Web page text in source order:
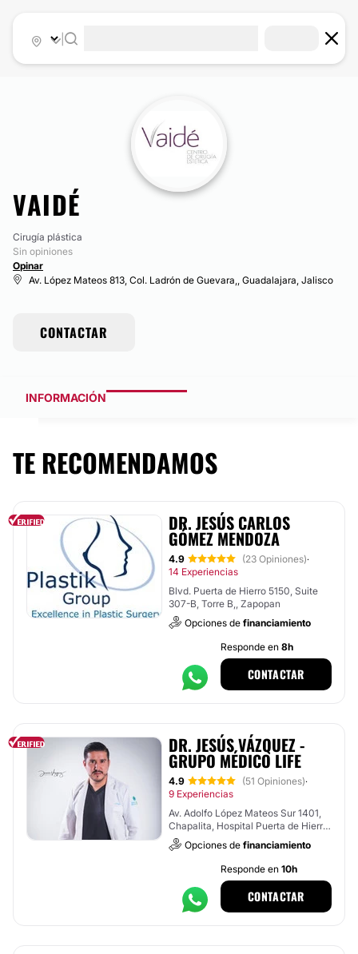
VAIDÉ
Cirugía plástica
Sin opiniones
Opinar
Av. López Mateos 813, Col. Ladrón de Guevara,, Guadalajara, Jalisco
CONTACTAR
INFORMACIÓN
TE RECOMENDAMOS
DR. JESÚS CARLOS
GÓMEZ MENDOZA
4.9 (23 Opiniones)·
14 Experiencias
Blvd. Puerta de Hierro 5150, Suite
307-B, Torre B,, Zapopan
Opciones de financiamiento
Responde en 8h
CONTACTAR
DR. JESÚS VÁZQUEZ -
GRUPO MÉDICO LIFE
4.9 (51 Opiniones)·
9 Experiencias
Av. Adolfo López Mateos Sur 1401,
Chapalita, Hospital Puerta de Hierro
, Tlajomulco de Zúñiga
Opciones de financiamiento
Responde en 10h
CONTACTAR